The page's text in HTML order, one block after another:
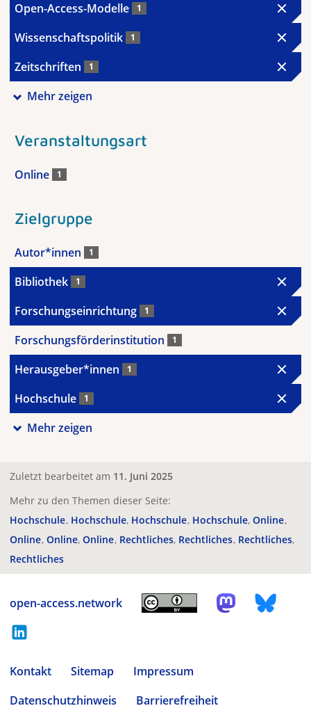
Open-Access-Modelle 1
Wissenschaftspolitik 1
Zeitschriften 1
Mehr zeigen
Veranstaltungsart
Online 1
Zielgruppe
Autor*innen 1
Bibliothek 1
Forschungseinrichtung 1
Forschungsförderinstitution 1
Herausgeber*innen 1
Hochschule 1
Mehr zeigen
Zuletzt bearbeitet am 11. Juni 2025
Mehr zu den Themen dieser Seite:
Hochschule Hochschule Hochschule Hochschule Online
Online Online Online Rechtliches Rechtliches Rechtliches
Rechtliches
open-access.network
Kontakt Sitemap
Impressum
Datenschutzhinweis
Barrierefreiheit